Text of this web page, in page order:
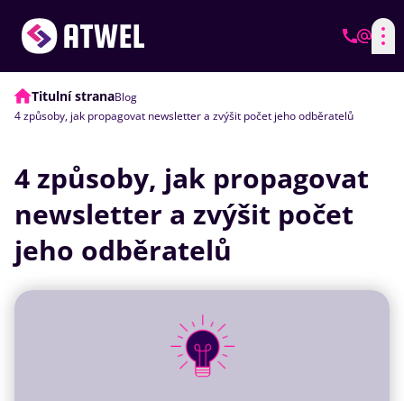
Titulní stranaBlog
4 způsoby, jak propagovat newsletter a zvýšit počet jeho odběratelů
4 způsoby, jak propagovat
newsletter a zvýšit počet
jeho odběratelů